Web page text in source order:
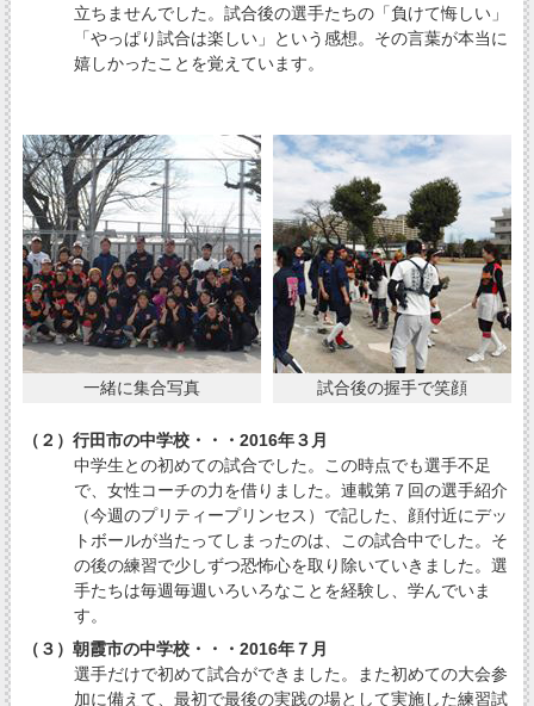
立ちませんでした。試合後の選手たちの「負けて悔しい」
「やっぱり試合は楽しい」という感想。その言葉が本当に
嬉しかったことを覚えています。
一緒に集合写真 試合後の握手で笑顔
（２）行田市の中学校・・・2016年３月
中学生との初めての試合でした。この時点でも選手不足
で、女性コーチの力を借りました。連載第７回の選手紹介
（今週のプリティープリンセス）で記した、顔付近にデッ
トボールが当たってしまったのは、この試合中でした。そ
の後の練習で少しずつ恐怖心を取り除いていきました。選
手たちは毎週毎週いろいろなことを経験し、学んでいま
す。
（３）朝霞市の中学校・・・2016年７月
選手だけで初めて試合ができました。また初めての大会参
加に備えて、最初で最後の実践の場として実施した練習試